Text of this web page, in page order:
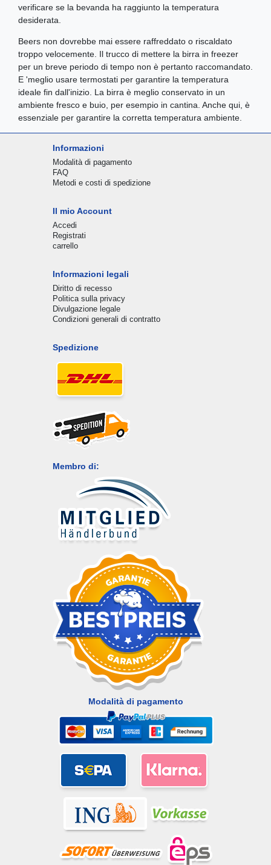
verificare se la bevanda ha raggiunto la temperatura
desiderata.
Beers non dovrebbe mai essere raffreddato o riscaldato
troppo velocemente. Il trucco di mettere la birra in freezer
per un breve periodo di tempo non è pertanto raccomandato.
E 'meglio usare termostati per garantire la temperatura
ideale fin dall'inizio. La birra è meglio conservato in un
ambiente fresco e buio, per esempio in cantina. Anche qui, è
essenziale per garantire la corretta temperatura ambiente.
Informazioni
Modalità di pagamento
FAQ
Metodi e costi di spedizione
Il mio Account
Accedi
Registrati
carrello
Informazioni legali
Diritto di recesso
Politica sulla privacy
Divulgazione legale
Condizioni generali di contratto
Spedizione
Membro di:
Modalità di pagamento